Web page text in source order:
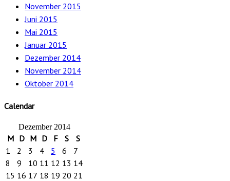
November 2015
Juni 2015
Mai 2015
Januar 2015
Dezember 2014
November 2014
Oktober 2014
Calendar
Dezember 2014
M D M D F S
S
1
2 3 4 5 6
7
8
9 10 11 12 13 14
15 16 17 18 19 20 21